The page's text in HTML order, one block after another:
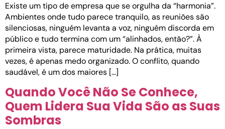
Existe um tipo de empresa que se orgulha da “harmonia”.
Ambientes onde tudo parece tranquilo, as reuniões são
silenciosas, ninguém levanta a voz, ninguém discorda em
público e tudo termina com um “alinhados, então?”. À
primeira vista, parece maturidade. Na prática, muitas
vezes, é apenas medo organizado. O conflito, quando
saudável, é um dos maiores […]
Quando Você Não Se Conhece,
Quem Lidera Sua Vida São as Suas
Sombras